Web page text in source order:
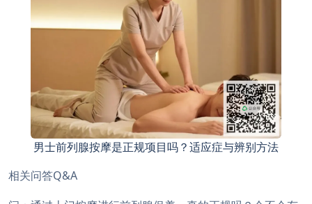
男士前列腺按摩是正规项目吗？适应症与辨别方法
相关问答Q&A